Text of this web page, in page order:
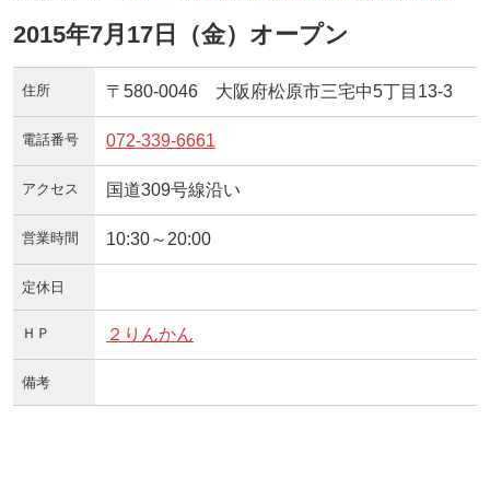
2015年7月17日（金）オープン
住所 〒580-0046 大阪府松原市三宅中5丁目13-3
電話番号 072-339-6661
アクセス 国道309号線沿い
営業時間 10:30～20:00
定休日
ＨＰ ２りんかん
備考